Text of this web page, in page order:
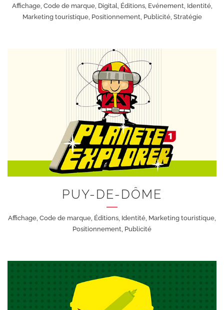
Affichage, Code de marque, Digital, Éditions, Evénement, Identité,
Marketing touristique, Positionnement, Publicité, Stratégie
+
PUY-DE-DÔME
Affichage, Code de marque, Éditions, Identité, Marketing touristique,
Positionnement, Publicité